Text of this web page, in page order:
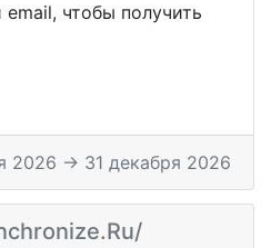
чтобы получить
2026 → 31 декабря 2026